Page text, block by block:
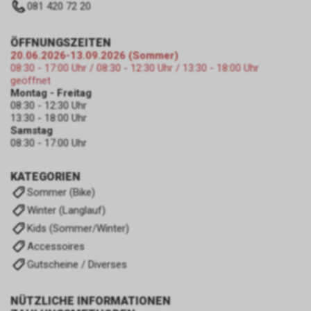
081 420 72 20
KATEGORIEN
Sommer (Bike)
Winter (Langlauf)
Kids (Sommer/Winter)
Accessoires
Gutscheine / Diverses
NÜTZLICHE INFORMATIONEN
ÖFFNUNGSZEITEN
20.06.2026-13.09.2026 (Sommer)
08:30 - 17:00 Uhr / 08:30 - 12:30 Uhr / 13:30 - 18:00 Uhr
geöffnet
Montag - Freitag
08:30 - 12:30 Uhr
13:30 - 18:00 Uhr
Samstag
08:30 - 17:00 Uhr